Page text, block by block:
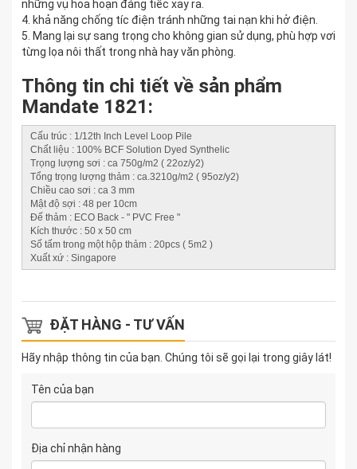
những vụ hỏa hoạn đáng tiếc xảy ra.
4. khả năng chống tíc điện tránh những tai nạn khi hở điện.
5. Mang lại sự sang trọng cho không gian sử dụng, phù hợp vơi
từng lọa nôi thất trong nhà hay văn phòng.
Thông tin chi tiết về sản phẩm
Mandate 1821:
Cấu trúc : 1/12th Inch Level Loop Pile
Chất liệu : 100% BCF Solution Dyed Synthelic
Trọng lượng sơi : ca 750g/m2 ( 22oz/y2)
Tổng trọng lượng thảm : ca.3210g/m2 ( 95oz/y2)
Chiều cao sơi : ca 3 mm
Mật độ sợi : 48 per 10cm
Đế thảm : ECO Back - " PVC Free "
Kích thước : 50 x 50 cm
Số tấm trong một hộp thảm : 20pcs ( 5m2 )
Xuất xứ : Singapore
ĐẶT HÀNG - TƯ VẤN
Hãy nhập thông tin của bạn. Chúng tôi sẽ gọi lại trong giây lát!
Tên của bạn
Địa chỉ nhận hàng